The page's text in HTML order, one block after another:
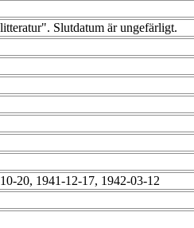
Slutdatum är ungefärligt.
20, 1941-12-17, 1942-03-12